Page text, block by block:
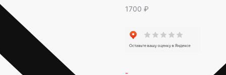
1700 ₽
-